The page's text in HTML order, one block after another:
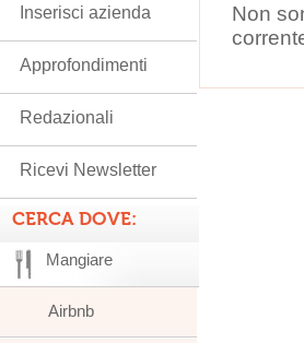
Non
Inserisci azienda
Approfondimenti
Redazionali
Ricevi Newsletter
CERCA DOVE:
Mangiare
Airbnb